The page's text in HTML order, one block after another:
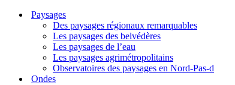
Paysages
Des paysages régionaux remarquables
Les paysages des belvédères
Les paysages de l’eau
Les paysages agrimétropolitains
Observatoires des paysages en Nord-Pas-d
Ondes